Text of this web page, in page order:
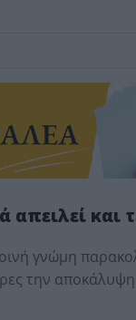
απειλεί και
γνώμη
την